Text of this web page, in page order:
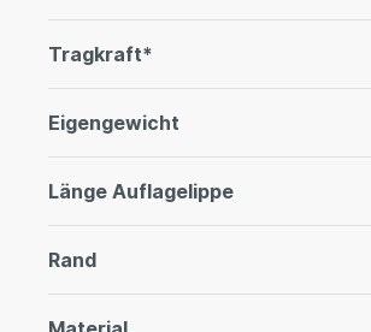
Tragkraft*
Eigengewicht
Länge Auflagelippe
Rand